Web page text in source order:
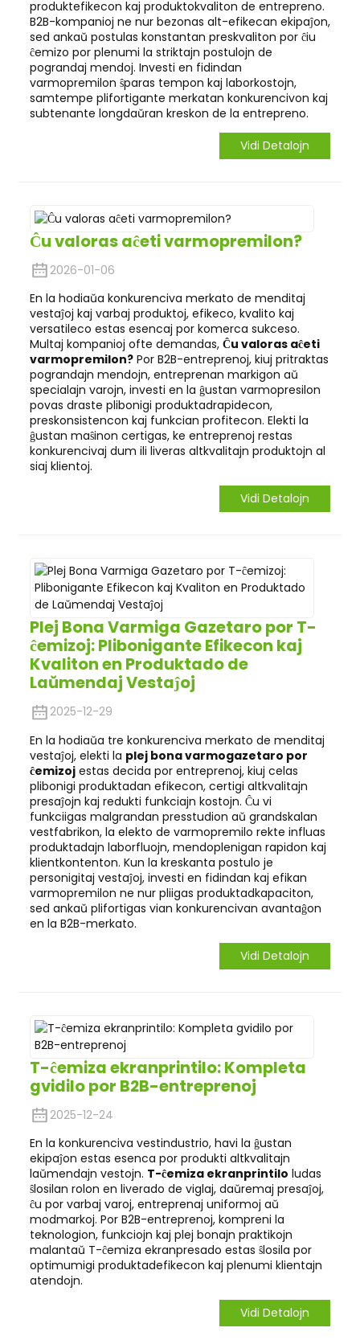
produktefikecon kaj produktokvaliton de entrepreno.
B2B-kompanioj ne nur bezonas alt-efikecan ekipaĵon,
sed ankaŭ postulas konstantan preskvaliton por ĉiu
ĉemizo por plenumi la striktajn postulojn de
pograndaj mendoj. Investi en fidindan
varmopremilon ŝparas tempon kaj laborkostojn,
samtempe plifortigante merkatan konkurencivon kaj
subtenante longdaŭran kreskon de la entrepreno.
Vidi Detalojn
Ĉu valoras aĉeti varmopremilon?
2026-01-06
En la hodiaŭa konkurenciva merkato de menditaj
vestaĵoj kaj varbaj produktoj, efikeco, kvalito kaj
versatileco estas esencaj por komerca sukceso.
Multaj kompanioj ofte demandas, Ĉu valoras aĉeti
varmopremilon?Por B2B-entreprenoj, kiuj pritraktas
pograndajn mendojn, entreprenan markigon aŭ
specialajn varojn, investi en la ĝustan varmopresilon
povas draste plibonigi produktadrapidecon,
preskonsistencon kaj funkcian profitecon. Elekti la
ĝustan maŝinon certigas, ke entreprenoj restas
konkurencivaj dum ili liveras altkvalitajn produktojn al
siaj klientoj.
Vidi Detalojn
Plej Bona Varmiga Gazetaro por T-
ĉemizoj: Plibonigante Efikecon kaj
Kvaliton en Produktado de
Laŭmendaj Vestaĵoj
2025-12-29
En la hodiaŭa tre konkurenciva merkato de menditaj
vestaĵoj, elekti la plej bona varmogazetaro por
ĉemizojestas decida por entreprenoj, kiuj celas
plibonigi produktadan efikecon, certigi altkvalitajn
presaĵojn kaj redukti funkciajn kostojn. Ĉu vi
funkciigas malgrandan presstudion aŭ grandskalan
vestfabrikon, la elekto de varmopremilo rekte influas
produktadajn laborfluojn, mendoplenigan rapidon kaj
klientkontenton. Kun la kreskanta postulo je
personigitaj vestaĵoj, investi en fidindan kaj efikan
varmopremilon ne nur pliigas produktadkapaciton,
sed ankaŭ plifortigas vian konkurencivan avantaĝon
en la B2B-merkato.
Vidi Detalojn
T-ĉemiza ekranprintilo: Kompleta
gvidilo por B2B-entreprenoj
2025-12-24
En la konkurenciva vestindustrio, havi la ĝustan
ekipaĵon estas esenca por produkti altkvalitajn
laŭmendajn vestojn. T-ĉemiza ekranprintilo ludas
ŝlosilan rolon en liverado de viglaj, daŭremaj presaĵoj,
ĉu por varbaj varoj, entreprenaj uniformoj aŭ
modmarkoj. Por B2B-entreprenoj, kompreni la
teknologion, funkciojn kaj plej bonajn praktikojn
malantaŭ T-ĉemiza ekranpresado estas ŝlosila por
optimumigi produktadefikecon kaj plenumi klientajn
atendojn.
Vidi Detalojn